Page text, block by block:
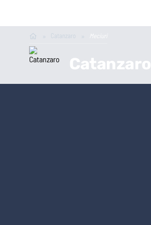
Catanzaro Meciuri
Catanzaro